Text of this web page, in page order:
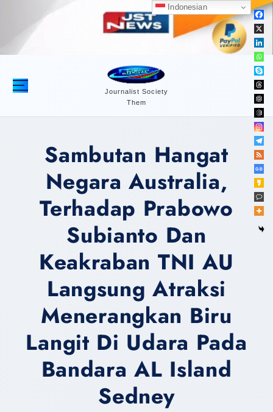
n
Journalist Society
Them
Sambutan Hangat
Negara Australia,
Terhadap Prabowo
Subianto Dan
Keakraban TNI AU
Langsung Atraksi
Menerangkan Biru
Langit Di Udara Pada
Bandara AL Island
Sedney
Indonesian